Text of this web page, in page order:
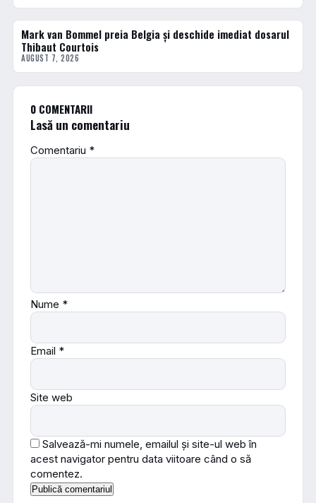
FOTBAL EXTERN
Mark van Bommel preia Belgia și deschide imediat dosarul
Thibaut Courtois
AUGUST 7, 2026
0 COMENTARII
Lasă un comentariu
Comentariu *
Nume *
Email *
Site web
Salvează-mi numele, emailul și site-ul web în
acest navigator pentru data viitoare când o să
comentez.